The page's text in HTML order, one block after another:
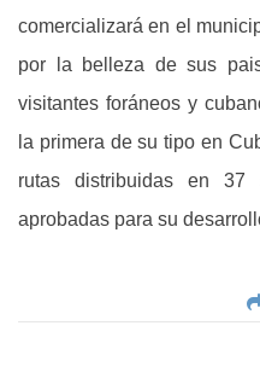
comercializará en el
por la belleza de sus
visitantes foráneos y
la primera de su tipo en
rutas distribuidas en
aprobadas para su